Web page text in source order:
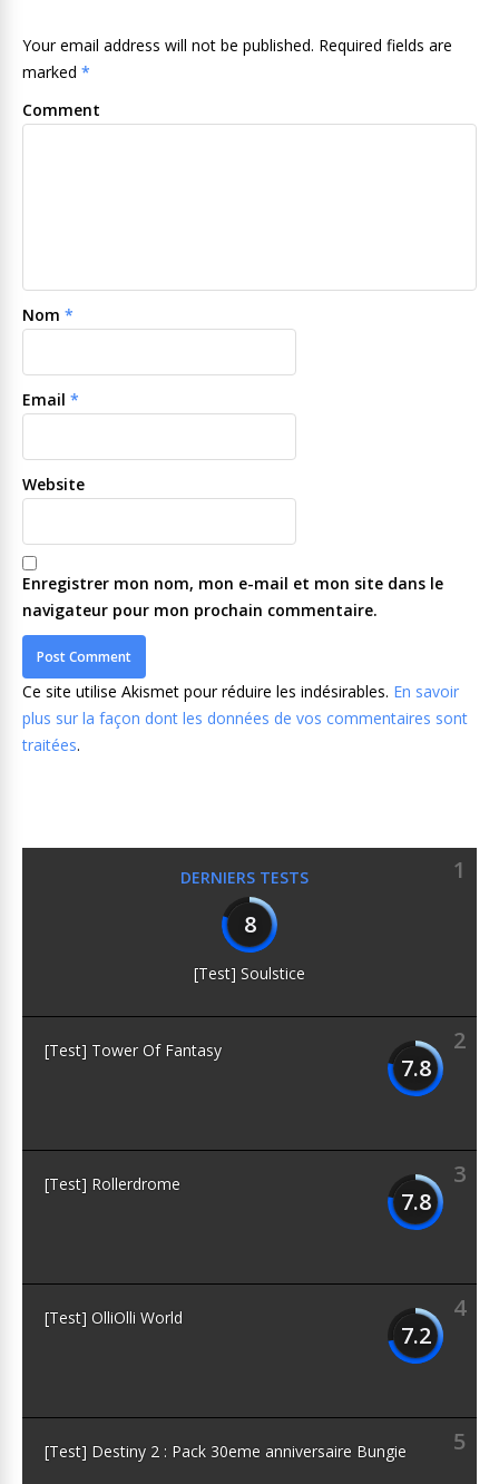
Your email address will not be published. Required fields are
marked *
Comment
Nom *
Email *
Website
Enregistrer mon nom, mon e-mail et mon site dans le
navigateur pour mon prochain commentaire.
Ce site utilise Akismet pour réduire les indésirables. En savoir
plus sur la façon dont les données de vos commentaires sont
traitées.
DERNIERS TESTS
1
8
[Test] Soulstice
2
7.8
[Test] Tower Of Fantasy
3
7.8
[Test] Rollerdrome
4
7.2
[Test] OlliOlli World
5
[Test] Destiny 2 : Pack 30eme anniversaire Bungie